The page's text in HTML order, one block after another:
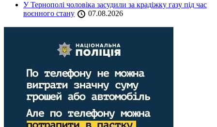
У Тернополі чоловіка засудили за крадіжку газу під час
воєнного стану
07.08.2026